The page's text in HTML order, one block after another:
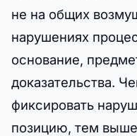
не на общих
нарушениях
основание,
доказательства.
фиксировать
позицию, тем